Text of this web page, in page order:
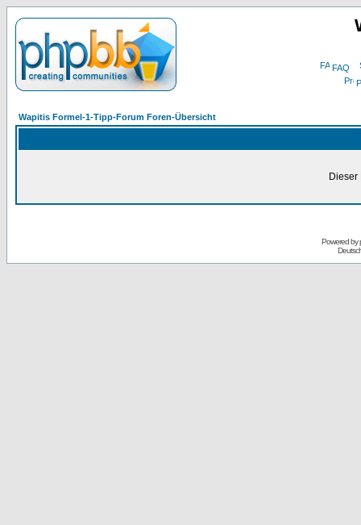
FAQ
Wapitis Formel-1-Tipp-Forum Foren-Übersicht
Dieser
Powered by